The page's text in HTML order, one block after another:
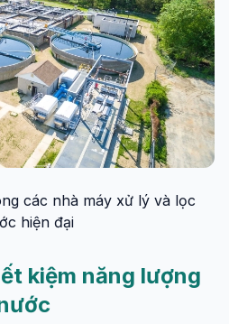
các nhà máy xử lý và lọc
hiện đại
kiệm năng lượng